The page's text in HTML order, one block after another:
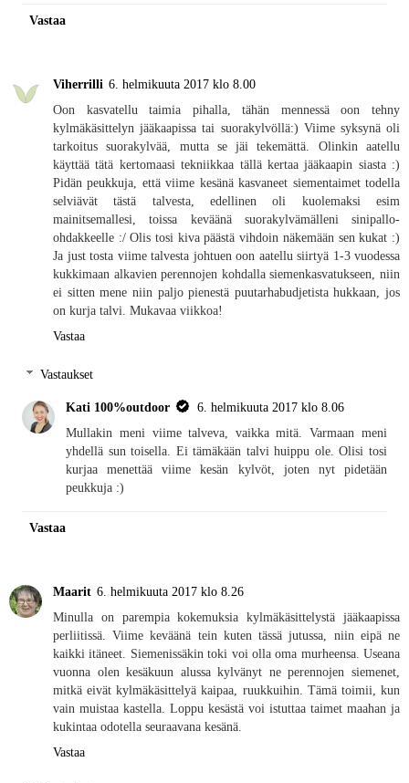
Vastaa
Viherrilli 6. helmikuuta 2017 klo 8.00
Oon kasvatellu taimia pihalla, tähän mennessä oon tehny
kylmäkäsittelyn jääkaapissa tai suorakylvöllä:) Viime syksynä oli
tarkoitus suorakylvää, mutta se jäi tekemättä. Olinkin aatellu
käyttää tätä kertomaasi tekniikkaa tällä kertaa jääkaapin siasta :)
Pidän peukkuja, että viime kesänä kasvaneet siementaimet todella
selviävät tästä talvesta, edellinen oli kuolemaksi esim
mainitsemallesi, toissa keväänä suorakylvämälleni sinipallo-
ohdakkeelle :/ Olis tosi kiva päästä vihdoin näkemään sen kukat :)
Ja just tosta viime talvesta johtuen oon aatellu siirtyä 1-3 vuodessa
kukkimaan alkavien perennojen kohdalla siemenkasvatukseen, niin
ei sitten mene niin paljo pienestä puutarhabudjetista hukkaan, jos
on kurja talvi. Mukavaa viikkoa!
Vastaa
Vastaukset
Kati 100%outdoor
6. helmikuuta 2017 klo 8.06
Mullakin meni viime talveva, vaikka mitä. Varmaan meni
yhdellä sun toisella. Ei tämäkään talvi huippu ole. Olisi tosi
kurjaa menettää viime kesän kylvöt, joten nyt pidetään
peukkuja :)
Vastaa
Maarit 6. helmikuuta 2017 klo 8.26
Minulla on parempia kokemuksia kylmäkäsittelystä jääkaapissa
perliitissä. Viime keväänä tein kuten tässä jutussa, niin eipä ne
kaikki itäneet. Siemenissäkin toki voi olla oma murheensa. Useana
vuonna olen kesäkuun alussa kylvänyt ne perennojen siemenet,
mitkä eivät kylmäkäsittelyä kaipaa, ruukkuihin. Tämä toimii, kun
vain muistaa kastella. Loppu kesästä voi istuttaa taimet maahan ja
kukintaa odotella seuraavana kesänä.
Vastaa